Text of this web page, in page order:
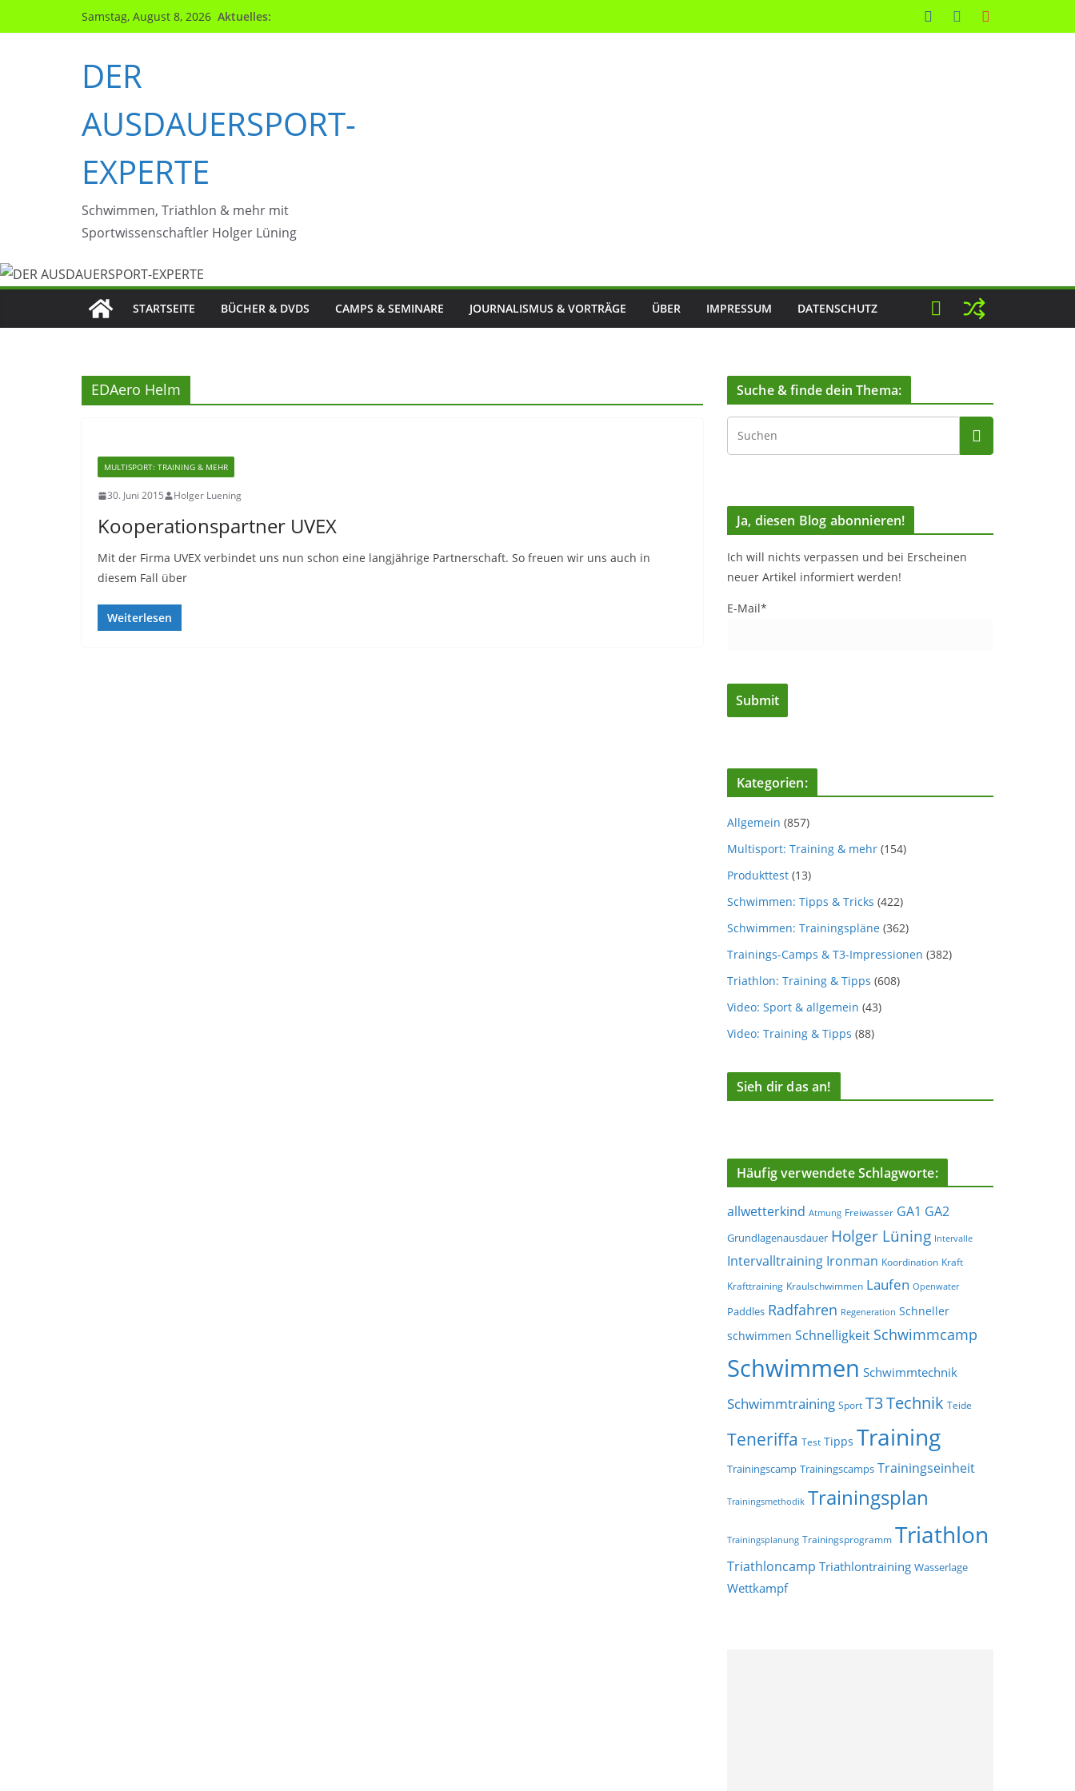
Inhalt
Samstag, August 8, 2026 Aktuelles:
DER
AUSDAUERSPORT-
EXPERTE
Schwimmen, Triathlon & mehr mit
Sportwissenschaftler Holger Lüning
STARTSEITE BÜCHER & DVDS CAMPS & SEMINARE JOURNALISMUS & VORTRÄGE ÜBER IMPRESSUM DATENSCHUTZ
EDAero Helm
MULTISPORT: TRAINING & MEHR
30. Juni 2015 Holger Luening
Kooperationspartner UVEX
Mit der Firma UVEX verbindet uns nun schon eine langjährige Partnerschaft. So freuen wir uns auch in
diesem Fall über
Weiterlesen
Suche & finde dein Thema:
Ja, diesen Blog abonnieren!
Ich will nichts verpassen und bei Erscheinen
neuer Artikel informiert werden!
E-Mail*
Kategorien:
Allgemein (857)
Multisport: Training & mehr (154)
Produkttest (13)
Schwimmen: Tipps & Tricks (422)
Schwimmen: Trainingspläne (362)
Trainings-Camps & T3-Impressionen (382)
Triathlon: Training & Tipps (608)
Video: Sport & allgemein (43)
Video: Training & Tipps (88)
Sieh dir das an!
Häufig verwendete Schlagworte:
allwetterkind Atmung Freiwasser GA1 GA2
Grundlagenausdauer Holger Lüning Intervalle
Intervalltraining Ironman Koordination Kraft
Krafttraining Kraulschwimmen Laufen Openwater
Paddles Radfahren Regeneration Schneller
schwimmen Schnelligkeit Schwimmcamp
Schwimmen Schwimmtechnik
Schwimmtraining Sport T3Technik Teide
Teneriffa Test Tipps Training
Trainingscamp Trainingscamps Trainingseinheit
Trainingsmethodik Trainingsplan
Trainingsplanung Trainingsprogramm Triathlon
Triathloncamp Triathlontraining Wasserlage
Wettkampf